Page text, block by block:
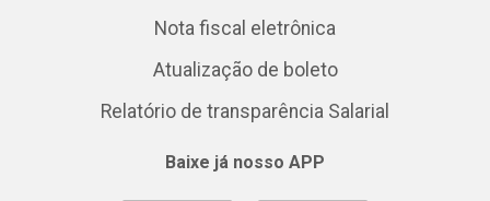
Nota fiscal eletrônica
Atualização de boleto
Relatório de transparência Salarial
Baixe já nosso APP